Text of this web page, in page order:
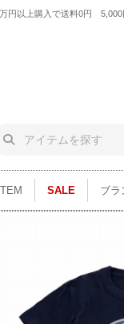
円以上購入で送料0円
SALE ブラ